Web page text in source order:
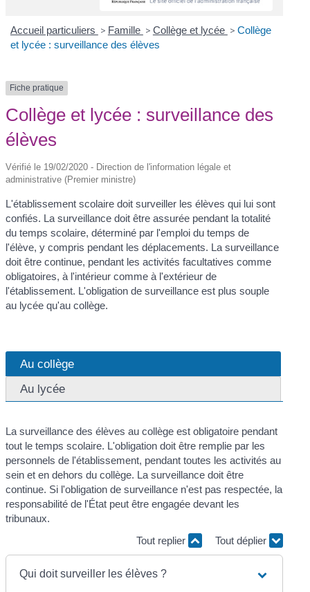
Accueil particuliers > Famille > Collège et lycée > Collège
et lycée : surveillance des élèves
Fiche pratique
Collège et lycée : surveillance des
élèves
Vérifié le 19/02/2020 - Direction de l'information légale et
administrative (Premier ministre)
L'établissement scolaire doit surveiller les élèves qui lui sont
confiés. La surveillance doit être assurée pendant la totalité
du temps scolaire, déterminé par l'emploi du temps de
l'élève, y compris pendant les déplacements. La surveillance
doit être continue, pendant les activités facultatives comme
obligatoires, à l'intérieur comme à l'extérieur de
l'établissement. L'obligation de surveillance est plus souple
au lycée qu'au collège.
Au collège
Au lycée
La surveillance des élèves au collège est obligatoire pendant
tout le temps scolaire. L'obligation doit être remplie par les
personnels de l'établissement, pendant toutes les activités au
sein et en dehors du collège. La surveillance doit être
continue. Si l'obligation de surveillance n'est pas respectée, la
responsabilité de l'État peut être engagée devant les
tribunaux.
Tout replier
Tout déplier
Qui doit surveiller les élèves ?